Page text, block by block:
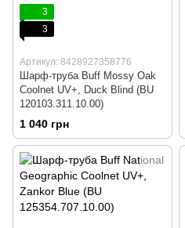
3
3
Артикул: 8428927358776
Шарф-труба Buff Mossy Oak
Coolnet UV+, Duck Blind (BU
120103.311.10.00)
1 040 грн